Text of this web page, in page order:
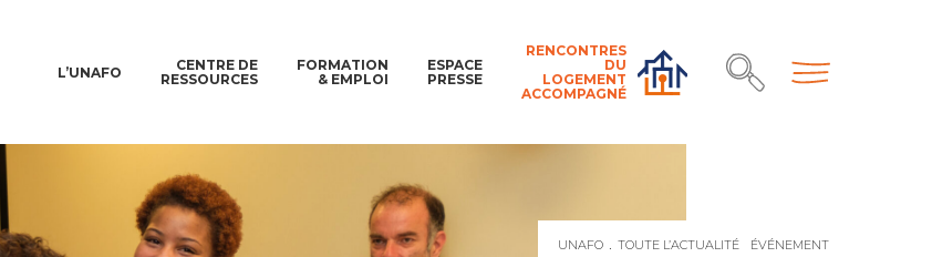
L’UNAFO
CENTRE DE
RESSOURCES
FORMATION
& EMPLOI
ESPACE
PRESSE
RENCONTRES
DU
LOGEMENT
ACCOMPAGNÉ
UNAFO TOUTE L’ACTUALITÉ
ÉVÉNEMENT